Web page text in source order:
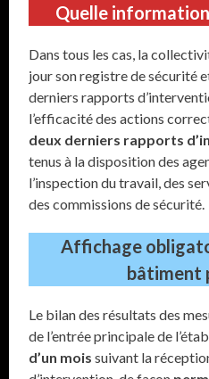
Quelle
Dans tous les cas, la
jour son registre de sécurité
derniers rapports
l’efficacité des actions
deux derniers rapports
tenus à la disposition des
l’inspection du travail, des
des commissions de sécurité.
Affichage
bâtiment
Le bilan des résultats des
de l’entrée principale de
d’un mois suivant la